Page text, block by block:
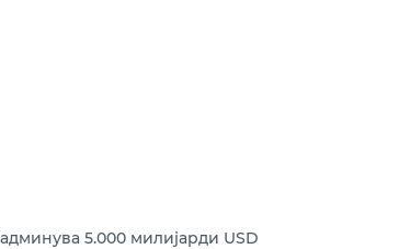
5.000 милијарди USD